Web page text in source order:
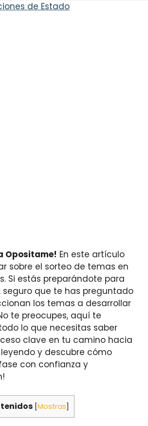
de Estado
Opositame! En este artículo
sobre el sorteo de temas en
Si estás preparándote para
seguro que te has preguntado
los temas a desarrollar
te preocupes, aquí te
lo que necesitas saber
clave en tu camino hacia
leyendo y descubre cómo
con confianza y
[Mostras]